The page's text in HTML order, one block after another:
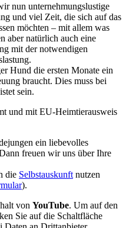
nun unternehmungslustige
und viel Zeit, die sich auf das
möchten – mit allem was
aber natürlich auch eine
mit der notwendigen
Hund die ersten Monate ein
braucht. Dies muss bei
sein.
und mit EU-Heimtierausweis
ein liebevolles
freuen wir uns über Ihre
die Selbstauskunft nutzen
).
von YouTube. Um auf den
Sie auf die Schaltfläche